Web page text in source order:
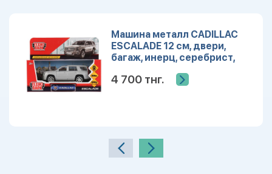
Машина металл CADILLAC
ESCALADE 12 см, двери,
багаж, инерц, серебрист,
4 700 тнг.